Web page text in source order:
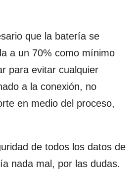
que la batería se
a un 70% como mínimo
para evitar cualquier
a la conexión, no
en medio del proceso,
de todos los datos de
nada mal, por las dudas.